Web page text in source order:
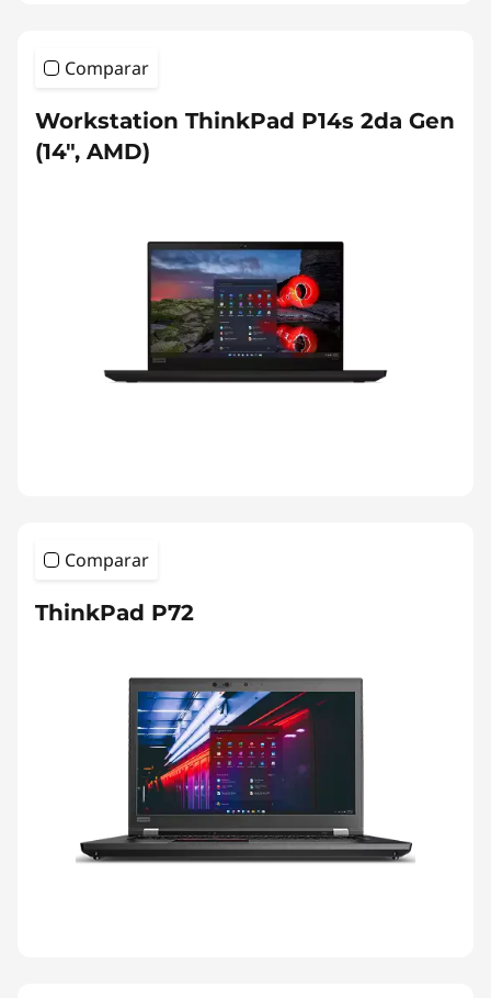
Comparar
Workstation ThinkPad P14s 2da Gen
(14", AMD)
Comparar
ThinkPad P72